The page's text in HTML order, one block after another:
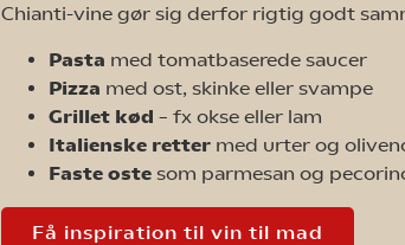
Chianti-vine gør sig derfor rigtig godt
Pasta med tomatbaserede saucer
Pizza med ost, skinke eller svampe
Grillet kød – fx okse eller lam
Italienske retter med urter og
Faste oste som parmesan og
Få inspiration til vin til mad